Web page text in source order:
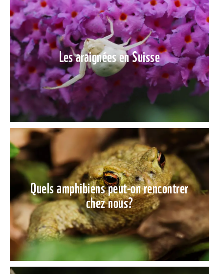
Les araignées en Suisse
Quels amphibiens peut-on rencontrer
chez nous?